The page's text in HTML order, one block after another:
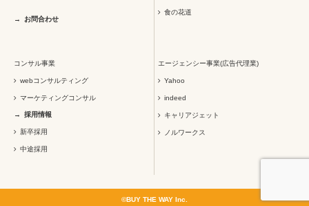
お問合わせ
食の花道
コンサル事業
webコンサルティング
マーケティングコンサル
エージェンシー事業(広告代理業)
Yahoo
indeed
キャリアジェット
ノルワークス
採用情報
新卒採用
中途採用
©BUY THE WAY Inc.